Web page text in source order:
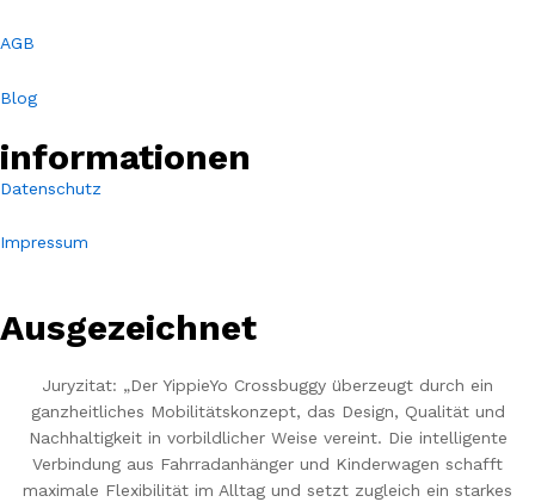
AGB
Blog
informationen
Datenschutz
Impressum
Ausgezeichnet
Juryzitat: „Der YippieYo Crossbuggy überzeugt durch ein
ganzheitliches Mobilitätskonzept, das Design, Qualität und
Nachhaltigkeit in vorbildlicher Weise vereint. Die intelligente
Verbindung aus Fahrradanhänger und Kinderwagen schafft
maximale Flexibilität im Alltag und setzt zugleich ein starkes